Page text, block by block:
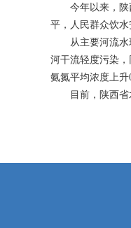
今年以来，陕西
平，人民群众饮水
从主要河流水环
河干流轻度污染，
氨氮平均浓度上
目前，陕西省水